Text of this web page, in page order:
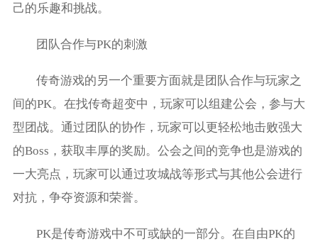
己的乐趣和挑战。
团队合作与PK的刺激
传奇游戏的另一个重要方面就是团队合作与玩家之
间的PK。在找传奇超变中，玩家可以组建公会，参与大
型团战。通过团队的协作，玩家可以更轻松地击败强大
的Boss，获取丰厚的奖励。公会之间的竞争也是游戏的
一大亮点，玩家可以通过攻城战等形式与其他公会进行
对抗，争夺资源和荣誉。
PK是传奇游戏中不可或缺的一部分。在自由PK的